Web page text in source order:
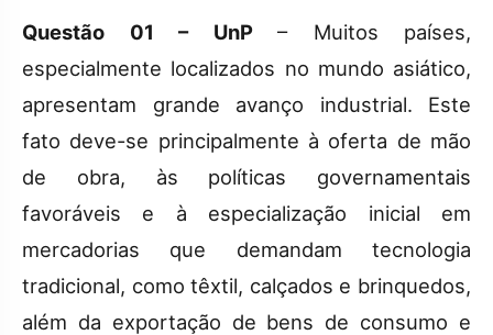
Questão 01 – UnP – Muitos países,
especialmente localizados no mundo asiático,
apresentam grande avanço industrial. Este
fato deve-se principalmente à oferta de mão
de obra, às políticas governamentais
favoráveis e à especialização inicial em
mercadorias que demandam tecnologia
tradicional, como têxtil, calçados e brinquedos,
além da exportação de bens de consumo e